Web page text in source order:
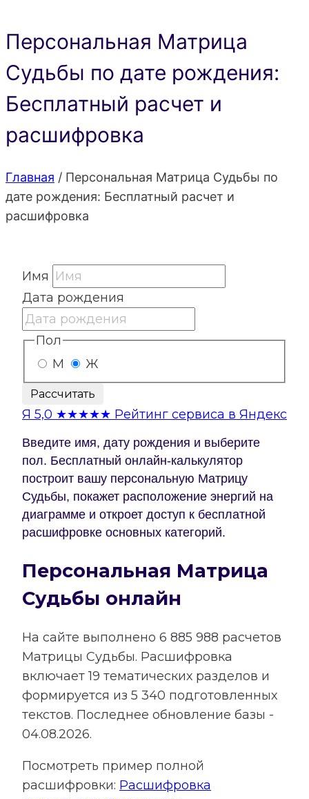
Персональная Матрица
Судьбы по дате рождения:
Бесплатный расчет и
расшифровка
Главная / Персональная Матрица Судьбы по
дате рождения: Бесплатный расчет и
расшифровка
Имя
Дата рождения
Пол
М
Ж
Рассчитать
Я 5,0 ★★★★★ Рейтинг сервиса в Яндекс
Введите имя, дату рождения и выберите
пол. Бесплатный онлайн-калькулятор
построит вашу персональную Матрицу
Судьбы, покажет расположение энергий на
диаграмме и откроет доступ к бесплатной
расшифровке основных категорий.
Персональная Матрица
Судьбы онлайн
На сайте выполнено 6 885 988 расчетов
Матрицы Судьбы. Расшифровка
включает19 тематических разделов и
формируется из 5 340 подготовленных
текстов. Последнее обновление базы -
04.08.2026.
Посмотреть пример полной
расшифровки: Расшифровка